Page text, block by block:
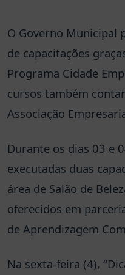
O Governo Municipal
de capacitações
Programa Cidade
cursos também
Associação
Durante os dias 03 e
executadas duas
área de Salão de
oferecidos em
de Aprendizagem
Na sexta-feira (4),